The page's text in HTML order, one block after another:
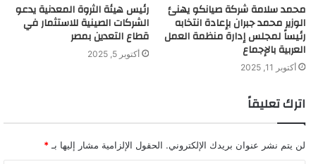
محمد سلامة شركة صيانكو يهنئ
الوزير محمد جبران بإعادة انتخابه
رئيساً لمجلس إدارة منظمة العمل
العربية بالإجماع
أكتوبر 11, 2025
رئيس هيئة الثروة المعدنية يدعو
الشركات الصينية للاستثمار في
قطاع التعدين بمصر
أكتوبر 5, 2025
اترك تعليقاً
لن يتم نشر عنوان بريدك الإلكتروني. الحقول الإلزامية مشار إليها بـ *